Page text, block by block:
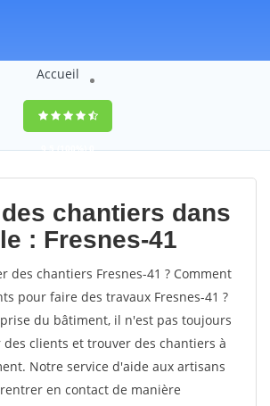
Accueil
9,5(100%)0
votes
chantiers dans
: Fresnes-41
des chantiers Fresnes-41 ? Comment
pour faire des travaux Fresnes-41 ?
du bâtiment, il n'est pas toujours
clients et trouver des chantiers à
Notre service d'aide aux artisans
en contact de manière